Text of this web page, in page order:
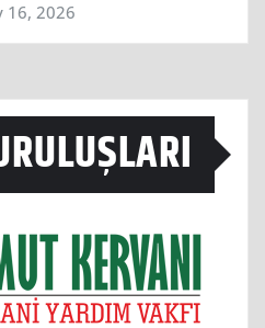
16, 2026